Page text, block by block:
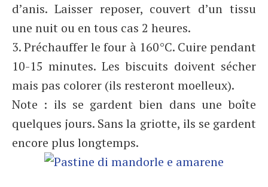
d’anis. Laisser reposer, couvert d’un tissu
une nuit ou en tous cas 2 heures.
3. Préchauffer le four à 160°C. Cuire pendant
10-15 minutes. Les biscuits doivent sécher
mais pas colorer (ils resteront moelleux).
Note : ils se gardent bien dans une boîte
quelques jours. Sans la griotte, ils se gardent
encore plus longtemps.